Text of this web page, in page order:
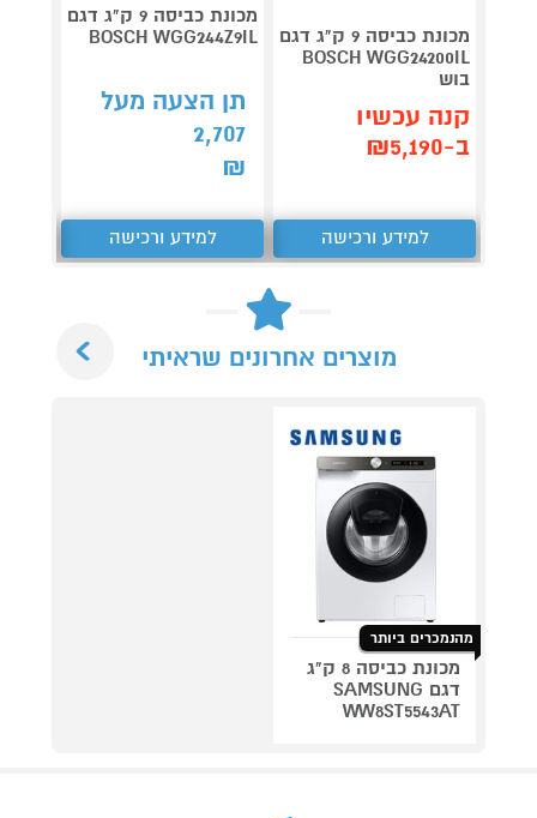
מכונת כביסה 9 ק"ג דגם
BOSCH WGG24200IL
בוש
קנה עכשיו
ב-₪5,190
למידע ורכישה
מכונת כביסה 9 ק"ג דגם
BOSCH WGG244Z9IL
תן הצעה מעל
2,707
₪
למידע ורכישה
מוצרים אחרונים שראיתי
מהנמכרים ביותר
מכונת כביסה 8 ק"ג
דגם SAMSUNG
WW8ST5543AT